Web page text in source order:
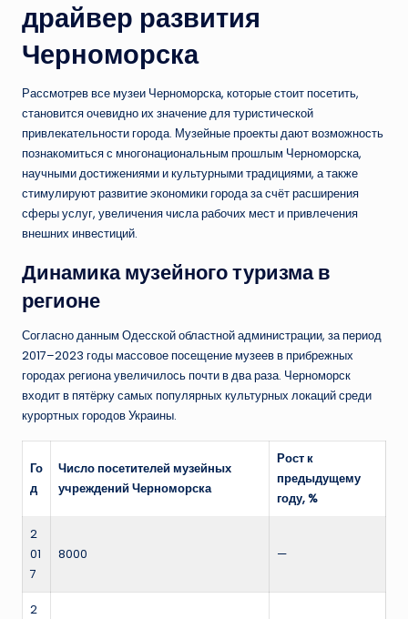
драйвер развития
Черноморска
Рассмотрев все музеи Черноморска, которые стоит посетить,
становится очевидно их значение для туристической
привлекательности города. Музейные проекты дают возможность
познакомиться с многонациональным прошлым Черноморска,
научными достижениями и культурными традициями, а также
стимулируют развитие экономики города за счёт расширения
сферы услуг, увеличения числа рабочих мест и привлечения
внешних инвестиций.
Динамика музейного туризма в
регионе
Согласно данным Одесской областной администрации, за период
2017–2023 годы массовое посещение музеев в прибрежных
городах региона увеличилось почти в два раза. Черноморск
входит в пятёрку самых популярных культурных локаций среди
курортных городов Украины.
Го
д
Число посетителей музейных
учреждений Черноморска
Рост к
предыдущему
году, %
2
01
7
8000 —
2